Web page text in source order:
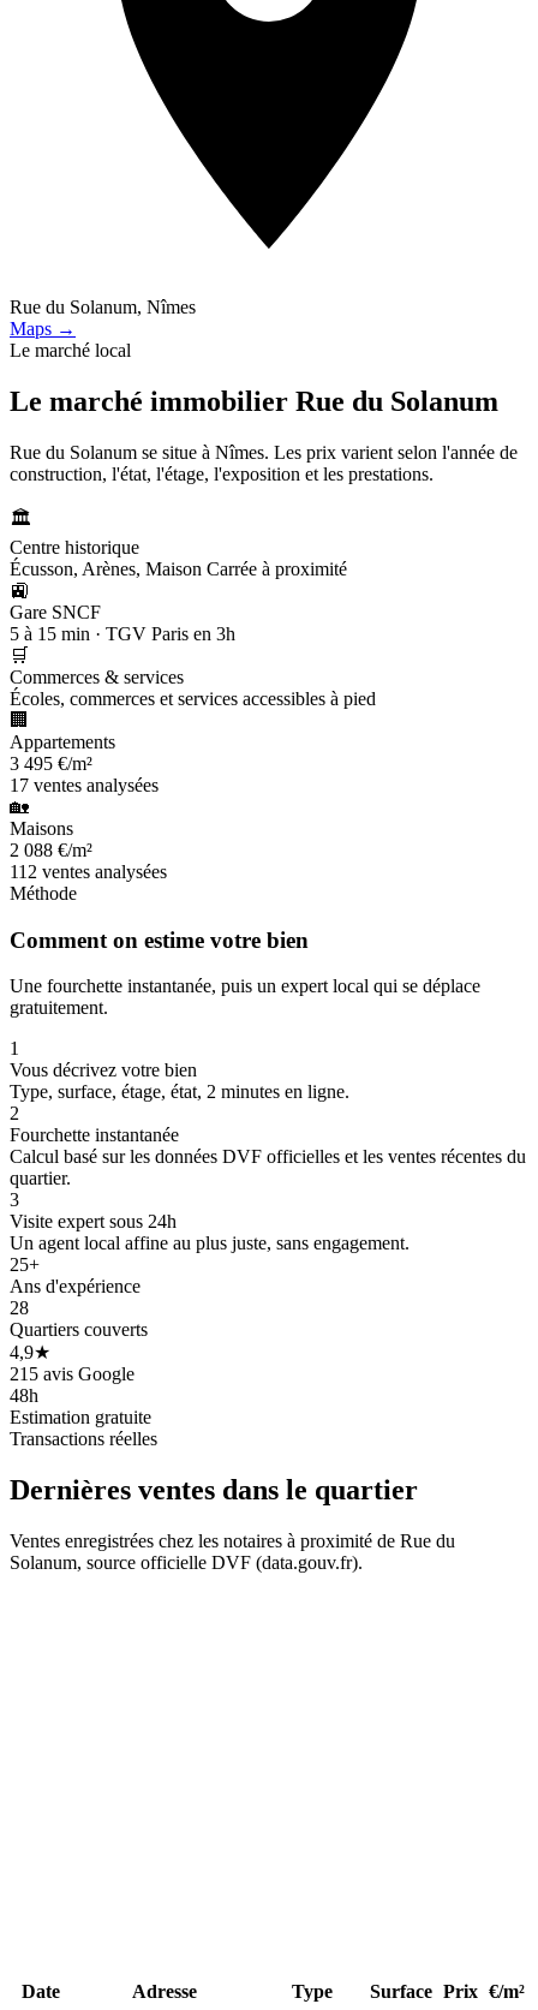
Rue du Solanum, Nîmes
Maps →
Le marché local
Le marché immobilier Rue du Solanum
Rue du Solanum se situe à Nîmes. Les prix varient selon l'année de
construction, l'état, l'étage, l'exposition et les prestations.
🏛️
Centre historique
Écusson, Arènes, Maison Carrée à proximité
🚉
Gare SNCF
5 à 15 min · TGV Paris en 3h
🛒
Commerces & services
Écoles, commerces et services accessibles à pied
🏢
Appartements
3 495 €/m²
17 ventes analysées
🏡
Maisons
2 088 €/m²
112 ventes analysées
Méthode
Comment on estime votre bien
Une fourchette instantanée, puis un expert local qui se déplace
gratuitement.
1
Vous décrivez votre bien
Type, surface, étage, état, 2 minutes en ligne.
2
Fourchette instantanée
Calcul basé sur les données DVF officielles et les ventes récentes du
quartier.
3
Visite expert sous 24h
Un agent local affine au plus juste, sans engagement.
25+
Ans d'expérience
28
Quartiers couverts
4,9★
215 avis Google
48h
Estimation gratuite
Transactions réelles
Dernières ventes dans le quartier
Ventes enregistrées chez les notaires à proximité de Rue du
Solanum, source officielle DVF (data.gouv.fr).
Date Adresse Type Surface Prix €/m²